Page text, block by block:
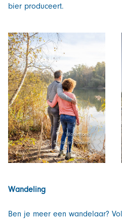
bier produceert.
Walenhoek
Stefanie Faveere
Wandeling
Ben je meer een wandelaar?